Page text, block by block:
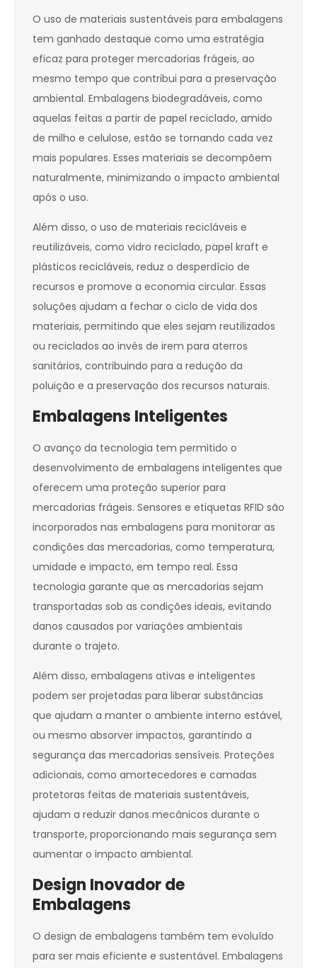
O uso de materiais sustentáveis para embalagens
tem ganhado destaque como uma estratégia
eficaz para proteger mercadorias frágeis, ao
mesmo tempo que contribui para a preservação
ambiental. Embalagens biodegradáveis, como
aquelas feitas a partir de papel reciclado, amido
de milho e celulose, estão se tornando cada vez
mais populares. Esses materiais se decompõem
naturalmente, minimizando o impacto ambiental
após o uso.
Além disso, o uso de materiais recicláveis e
reutilizáveis, como vidro reciclado, papel kraft e
plásticos recicláveis, reduz o desperdício de
recursos e promove a economia circular. Essas
soluções ajudam a fechar o ciclo de vida dos
materiais, permitindo que eles sejam reutilizados
ou reciclados ao invés de irem para aterros
sanitários, contribuindo para a redução da
poluição e a preservação dos recursos naturais.
Embalagens Inteligentes
O avanço da tecnologia tem permitido o
desenvolvimento de embalagens inteligentes que
oferecem uma proteção superior para
mercadorias frágeis. Sensores e etiquetas RFID são
incorporados nas embalagens para monitorar as
condições das mercadorias, como temperatura,
umidade e impacto, em tempo real. Essa
tecnologia garante que as mercadorias sejam
transportadas sob as condições ideais, evitando
danos causados por variações ambientais
durante o trajeto.
Além disso, embalagens ativas e inteligentes
podem ser projetadas para liberar substâncias
que ajudam a manter o ambiente interno estável,
ou mesmo absorver impactos, garantindo a
segurança das mercadorias sensíveis. Proteções
adicionais, como amortecedores e camadas
protetoras feitas de materiais sustentáveis,
ajudam a reduzir danos mecânicos durante o
transporte, proporcionando mais segurança sem
aumentar o impacto ambiental.
Design Inovador de
Embalagens
O design de embalagens também tem evoluído
para ser mais eficiente e sustentável. Embalagens